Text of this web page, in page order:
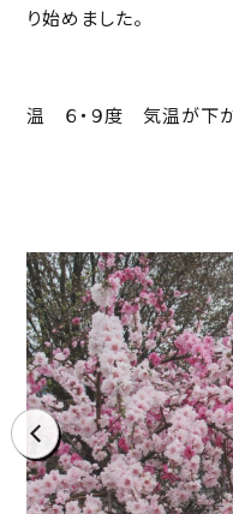
り始めました。
ＡＭ
温 ６・９度 気温が下が
prev